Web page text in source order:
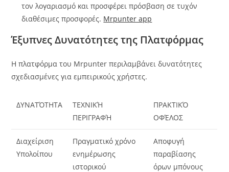
τον λογαριασμό και προσφέρει πρόσβαση σε τυχόν
διαθέσιμες προσφορές. Mrpunter app
Έξυπνες Δυνατότητες της Πλατφόρμας
Η πλατφόρμα του Mrpunter περιλαμβάνει δυνατότητες
σχεδιασμένες για εμπειρικούς χρήστες.
ΔΥΝΑΤΌΤΗΤΑ
ΤΕΧΝΙΚΉ
ΠΕΡΙΓΡΑΦΉ
ΠΡΑΚΤΙΚΌ
ΟΦΈΛΟΣ
Διαχείριση
Υπολοίπου
Πραγματικό χρόνο
ενημέρωσης
ιστορικού
Αποφυγή
παραβίασης
όρων μπόνους